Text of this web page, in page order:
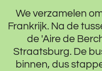
We verzamelen
Frankrijk. Na de
de 'Aire de
Straatsburg. De
binnen, dus